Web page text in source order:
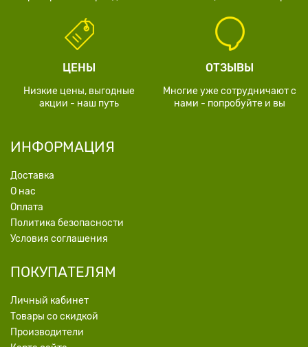
ЦЕНЫ
Низкие цены, выгодные
акции - наш путь
ОТЗЫВЫ
Многие уже сотрудничают с
нами - попробуйте и вы
ИНФОРМАЦИЯ
Доставка
О нас
Оплата
Политика безопасности
Условия соглашения
ПОКУПАТЕЛЯМ
Личный кабинет
Товары со скидкой
Производители